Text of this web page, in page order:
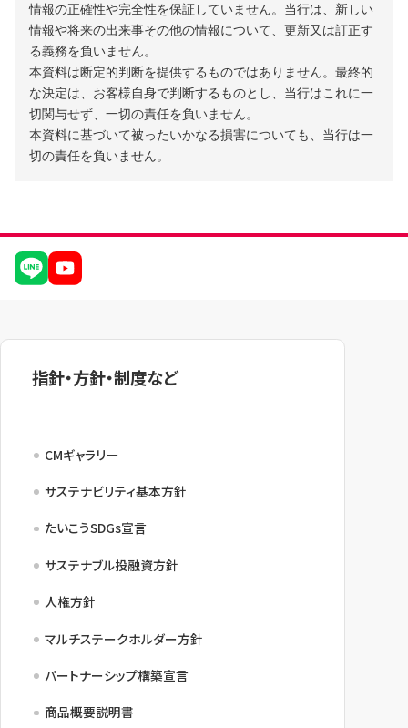
情報の正確性や完全性を保証していません。当行は、新しい
情報や将来の出来事その他の情報について、更新又は訂正す
る義務を負いません。
本資料は断定的判断を提供するものではありません。最終的
な決定は、お客様自身で判断するものとし、当行はこれに一
切関与せず、一切の責任を負いません。
本資料に基づいて被ったいかなる損害についても、当行は一
切の責任を負いません。
指針・方針・制度など
CMギャラリー
サステナビリティ基本方針
たいこうSDGs宣言
サステナブル投融資方針
人権方針
マルチステークホルダー方針
パートナーシップ構築宣言
商品概要説明書